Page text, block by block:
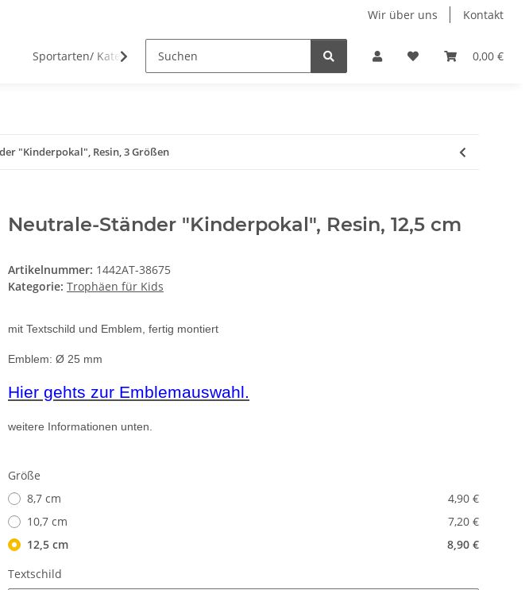
Wir über uns Kontakt
0,00 €
Sportarten/ Kategorien Kinder- Pokale und Medaillen Restposten
"Kinderpokal", Resin, 3 Größen
Neutrale-Ständer "Kinderpokal", Resin, 12,5 cm
Artikelnummer: 1442AT-38675
Kategorie: Trophäen für Kids
mit Textschild und Emblem, fertig montiert
Emblem: Ø 25 mm
Hier gehts zur Emblemauswahl.
weitere Informationen unten.
Größe
8,7 cm
4,90 €
10,7 cm
7,20 €
12,5 cm
8,90 €
Textschild